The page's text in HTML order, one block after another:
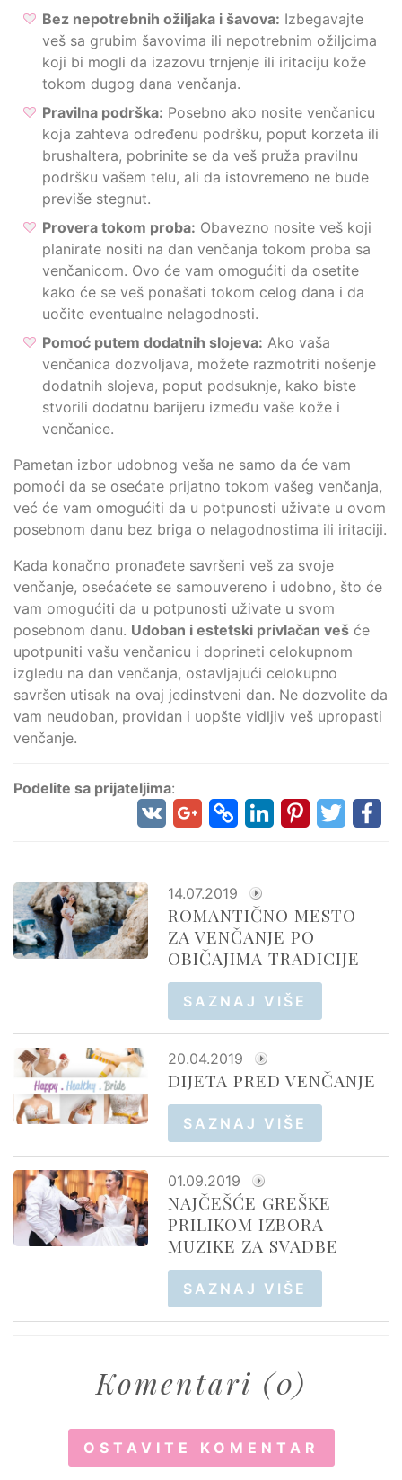
Bez nepotrebnih ožiljaka i šavova: Izbegavajte
veš sa grubim šavovima ili nepotrebnim ožiljcima
koji bi mogli da izazovu trnjenje ili iritaciju kože
tokom dugog dana venčanja.
Pravilna podrška: Posebno ako nosite venčanicu
koja zahteva određenu podršku, poput korzeta ili
brushaltera, pobrinite se da veš pruža pravilnu
podršku vašem telu, ali da istovremeno ne bude
previše stegnut.
Provera tokom proba: Obavezno nosite veš koji
planirate nositi na dan venčanja tokom proba sa
venčanicom. Ovo će vam omogućiti da osetite
kako će se veš ponašati tokom celog dana i da
uočite eventualne nelagodnosti.
Pomoć putem dodatnih slojeva: Ako vaša
venčanica dozvoljava, možete razmotriti nošenje
dodatnih slojeva, poput podsuknje, kako biste
stvorili dodatnu barijeru između vaše kože i
venčanice.
Pametan izbor udobnog veša ne samo da će vam
pomoći da se osećate prijatno tokom vašeg venčanja,
već će vam omogućiti da u potpunosti uživate u ovom
posebnom danu bez briga o nelagodnostima ili iritaciji.
Kada konačno pronađete savršeni veš za svoje
venčanje, osećaćete se samouvereno i udobno, što će
vam omogućiti da u potpunosti uživate u svom
posebnom danu. Udoban i estetski privlačan veš će
upotpuniti vašu venčanicu i doprineti celokupnom
izgledu na dan venčanja, ostavljajući celokupno
savršen utisak na ovaj jedinstveni dan. Ne dozvolite da
vam neudoban, providan i uopšte vidljiv veš upropasti
venčanje.
Podelite sa prijateljima:
14.07.2019
ROMANTIČNO MESTO
ZA VENČANJE PO
OBIČAJIMA TRADICIJE
SAZNAJ VIŠE
20.04.2019
DIJETA PRED VENČANJE
SAZNAJ VIŠE
01.09.2019
NAJČEŠĆE GREŠKE
PRILIKOM IZBORA
MUZIKE ZA SVADBE
SAZNAJ VIŠE
Komentari (0)
OSTAVITE KOMENTAR